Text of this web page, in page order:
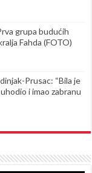
grupa budućih
Fahda (FOTO)
Prusac: “Bila je
i imao zabranu